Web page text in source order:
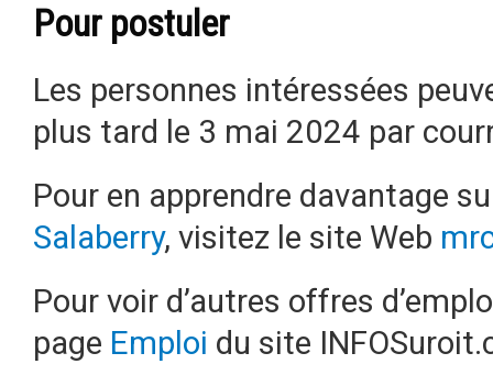
Pour postuler
Les personnes intéressées
plus tard le 3 mai 2024 par
Pour en apprendre davantage
Salaberry, visitez le site Web
Pour voir d’autres offres
page Emploi du site